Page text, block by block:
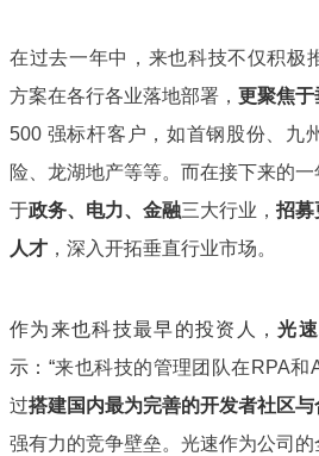
在过去一年中，来也科技不仅积极
方案在各行各业落地部署， 更聚焦于
500 强标杆客户，如首钢股份、九
险、龙湖地产等等。而在接下来的
于政务、电力、金融三大行业， 招募
人才 ，深入开拓垂直行业市场。
作为来也科技最早的投资人，光
示：“来也科技的管理团队在RPA和
过搭建国内最为完善的开发者社区
强有力的竞争壁垒。光速作为公司